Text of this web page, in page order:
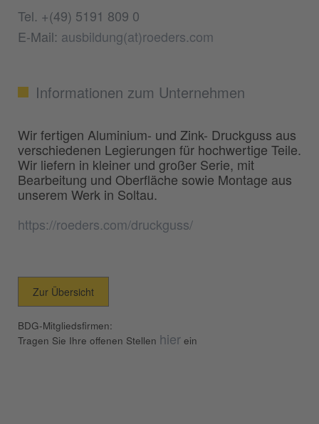
Tel. +(49) 5191 809 0
E-Mail: ausbildung(at)roeders.com
Informationen zum Unternehmen
Wir fertigen Aluminium- und Zink- Druckguss aus
verschiedenen Legierungen für hochwertige Teile.
Wir liefern in kleiner und großer Serie, mit
Bearbeitung und Oberfläche sowie Montage aus
unserem Werk in Soltau.
https://roeders.com/druckguss/
Zur Übersicht
BDG-Mitgliedsfirmen:
Tragen Sie Ihre offenen Stellen hier ein